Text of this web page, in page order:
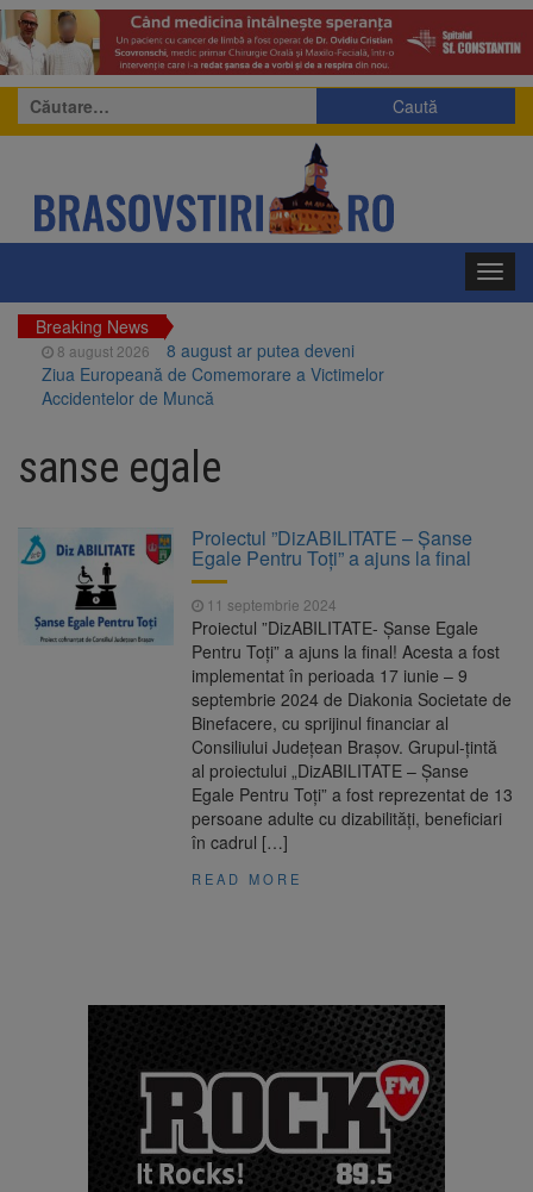
Caută
după:
Breaking News
8 august 2026
8 august ar putea deveni
Ziua Europeană de Comemorare a Victimelor
Accidentelor de Muncă
fostului complex Duplex 91, de lângă Piața
Star
Ungaria renunță la apelul
Nivelul Dunării a început să crească
8 august 2026
Asociația Română pentru
Iluminat cere reducerea luminii pe timpul
nopții, nu oprirea iluminatului public
7 august 2026
Trafic blocat pe DN1E Brașov
– Poiana Brașov după un accident. Două
persoane primesc îngrijiri medicale
Se schimbă examenul de
medic specialist. Subiecte unice în toată țara,
aceeași oră și același barem
sanse egale
Proiectul ”DizABILITATE – Șanse
Egale Pentru Toți” a ajuns la final
11 septembrie 2024
Proiectul ”DizABILITATE- Șanse Egale
Pentru Toți” a ajuns la final! Acesta a fost
implementat în perioada 17 iunie – 9
septembrie 2024 de Diakonia Societate de
Binefacere, cu sprijinul financiar al
Consiliului Județean Brașov. Grupul-ţintă
al proiectului „DizABILITATE – Șanse
Egale Pentru Toți” a fost reprezentat de 13
persoane adulte cu dizabilități, beneficiari
în cadrul […]
READ MORE